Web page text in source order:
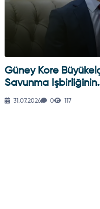
Güney Kore
Savunma
31.07.2026 0 117